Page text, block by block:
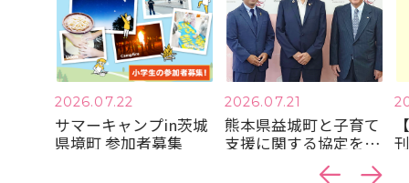
2026.07.22
サマーキャンプin茨城
県境町 参加者募集
2026.07.21
熊本県益城町と子育て
支援に関する協定を締